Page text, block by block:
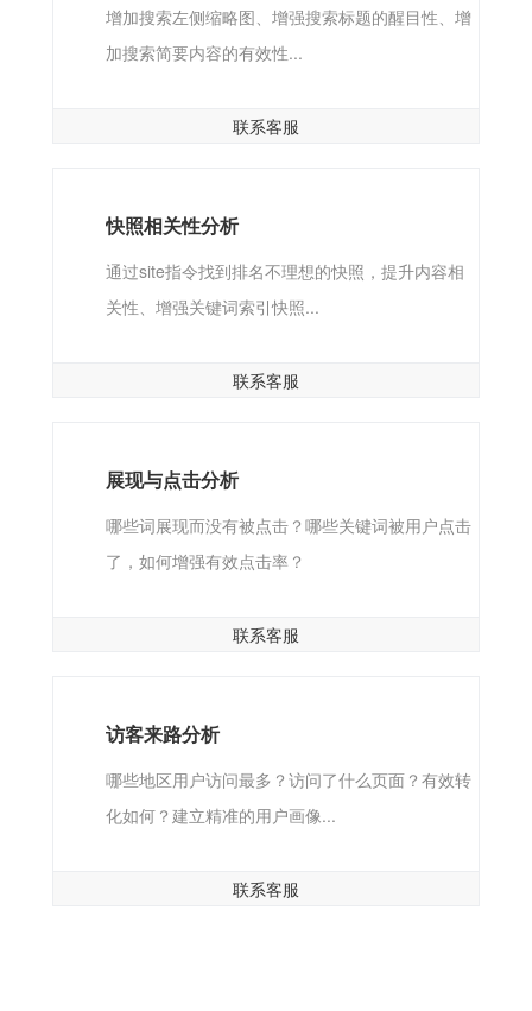
增加搜索左侧缩略图、增强搜索标题的醒目性、增
加搜索简要内容的有效性...
联系客服
快照相关性分析
通过site指令找到排名不理想的快照，提升内容相
关性、增强关键词索引快照...
联系客服
展现与点击分析
哪些词展现而没有被点击？哪些关键词被用户点击
了，如何增强有效点击率？
联系客服
访客来路分析
哪些地区用户访问最多？访问了什么页面？有效转
化如何？建立精准的用户画像...
联系客服